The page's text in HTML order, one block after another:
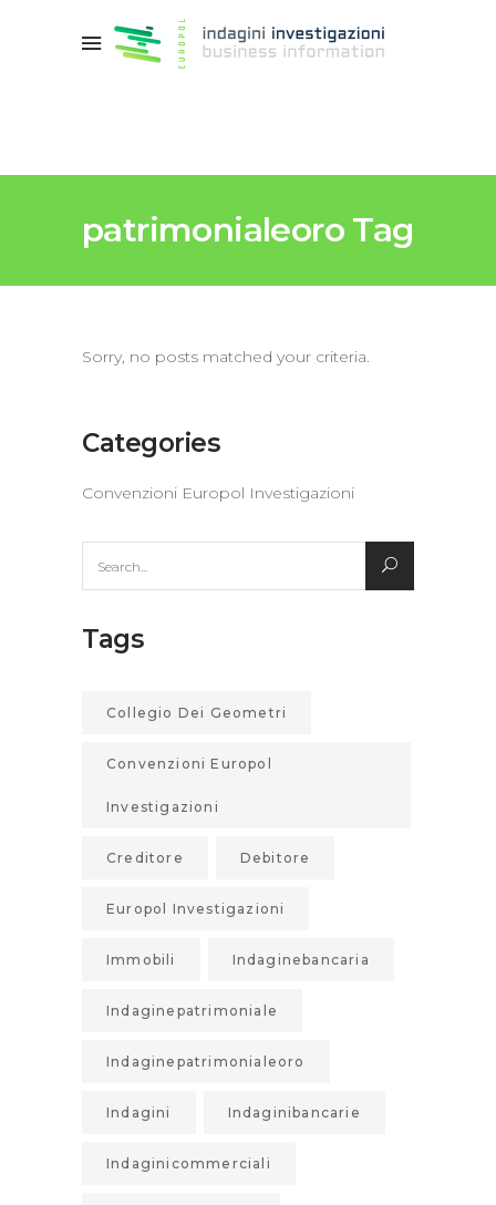
patrimonialeoro Tag
Sorry, no posts matched your criteria.
Categories
Convenzioni Europol Investigazioni
for:
Tags
Collegio Dei Geometri
Convenzioni Europol
Investigazioni
Creditore Debitore
Europol Investigazioni
Immobili Indaginebancaria
Indaginepatrimoniale
Indaginepatrimonialeoro
Indagini Indaginibancarie
Indaginicommerciali